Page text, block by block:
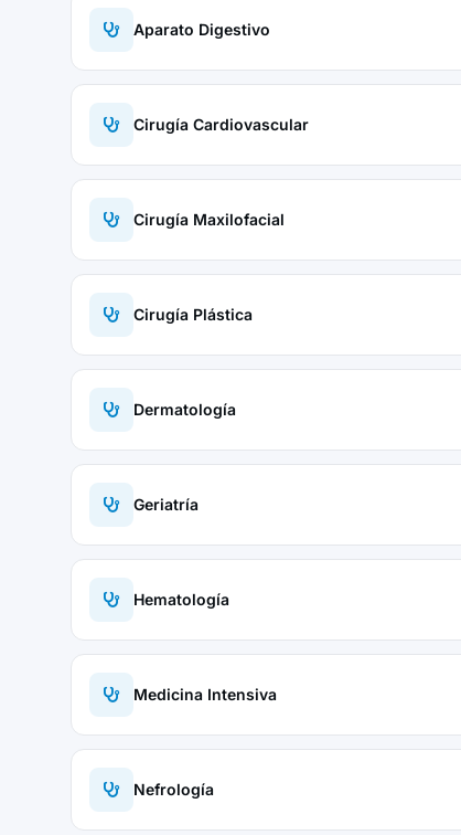
Aparato Digestivo
Cirugía Cardiovascular
Cirugía Maxilofacial
Cirugía Plástica
Dermatología
Geriatría
Hematología
Medicina Intensiva
Nefrología